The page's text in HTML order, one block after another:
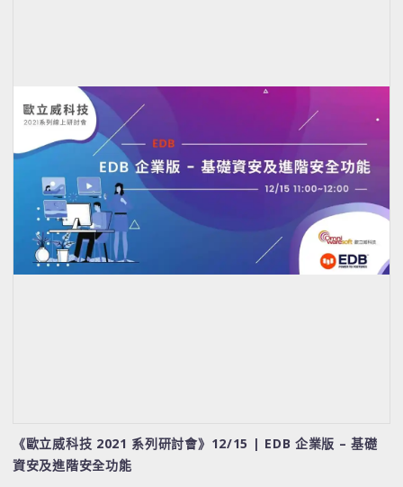
《歐立威科技 2021 系列研討會》12/15 | EDB 企業版 – 基礎
資安及進階安全功能